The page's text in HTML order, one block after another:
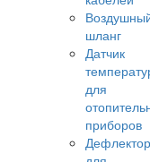
шланг
Датчик
для
приборов
Дефлектор